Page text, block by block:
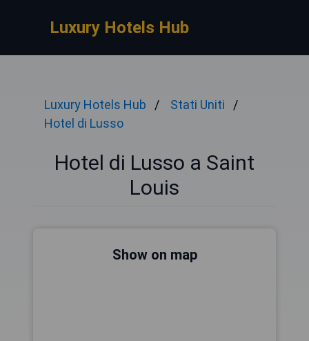
Luxury Hotels Hub
Luxury Hotels Hub
Stati Uniti
Hotel di Lusso
Hotel di Lusso a Saint
Louis
Show on map